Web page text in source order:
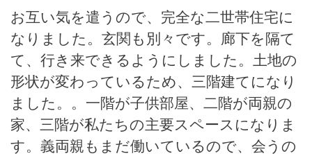
お互い気を遣うので、完全な二世帯住宅に
なりました。玄関も別々です。廊下を隔て
て、行き来できるようにしました。土地の
形状が変わっているため、三階建てになり
ました。。一階が子供部屋、二階が両親の
家、三階が私たちの主要スペースになりま
す。義両親もまだ働いているので、会うの